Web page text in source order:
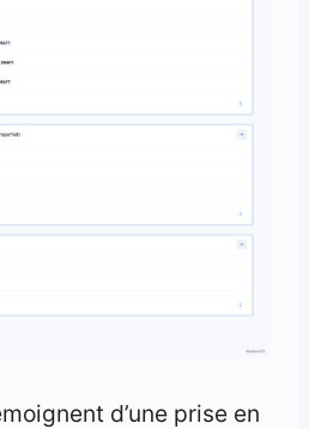
d’une prise en